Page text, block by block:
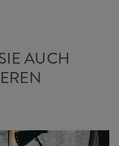
AUCH